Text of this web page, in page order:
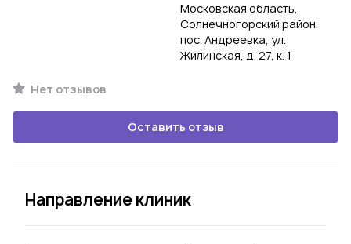
Московская область,
Солнечногорский район,
пос. Андреевка, ул.
Жилинская, д. 27, к. 1
Нет отзывов
Оставить отзыв
Направление клиник